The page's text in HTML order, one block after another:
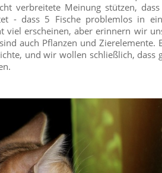
verbreitete Meinung stützen,
- dass 5 Fische problemlos in
viel erscheinen, aber erinnern wir
auch Pflanzen und
und wir wollen schließlich, dass